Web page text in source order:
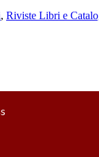
, Riviste Libri e